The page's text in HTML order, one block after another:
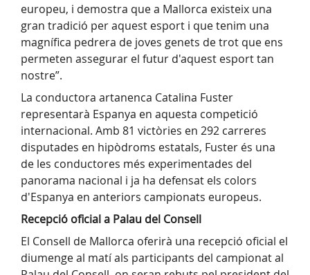
europeu, i demostra que a Mallorca existeix una
gran tradició per aquest esport i que tenim una
magnífica pedrera de joves genets de trot que ens
permeten assegurar el futur d'aquest esport tan
nostre”.
La conductora artanenca Catalina Fuster
representarà Espanya en aquesta competició
internacional. Amb 81 victòries en 292 carreres
disputades en hipòdroms estatals, Fuster és una
de les conductores més experimentades del
panorama nacional i ja ha defensat els colors
d'Espanya en anteriors campionats europeus.
Recepció oficial a Palau del Consell
El Consell de Mallorca oferirà una recepció oficial el
diumenge al matí als participants del campionat al